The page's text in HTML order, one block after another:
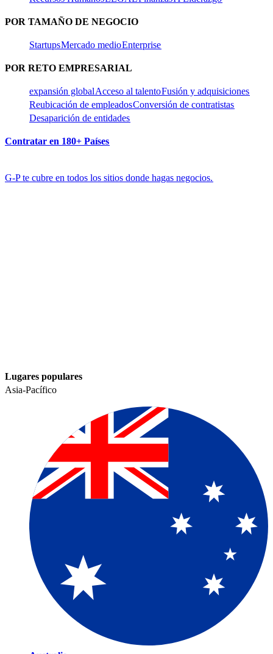
POR TAMAÑO DE NEGOCIO​​
Startups​​Mercado medio​​Enterprise​​
POR RETO EMPRESARIAL​​
expansión global​​Acceso al talento​​Fusión y adquisiciones​​
Reubicación de empleados​​Conversión de contratistas​​
Desaparición de entidades​​
Contratar en 180+ Países​​
G-P te cubre en todos los sitios donde hagas negocios.​​
Lugares populares​​
Asia-Pacífico​​